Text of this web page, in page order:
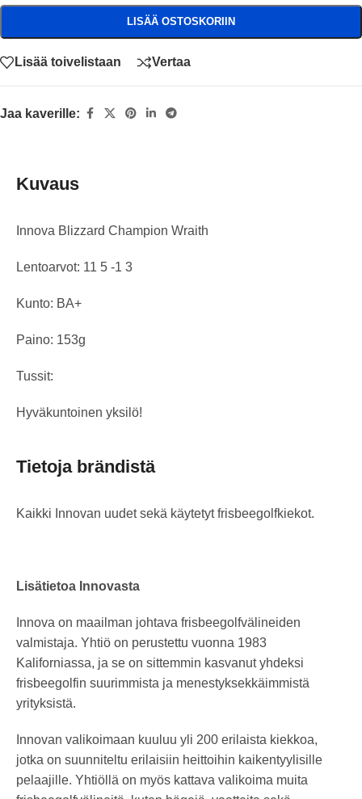
LISÄÄ OSTOSKORIIN
Lisää toivelistaan Vertaa
Jaa kaverille:
Kuvaus
Innova Blizzard Champion Wraith
Lentoarvot: 11 5 -1 3
Kunto: BA+
Paino: 153g
Tussit:
Hyväkuntoinen yksilö!
Tietoja brändistä
Kaikki Innovan uudet sekä käytetyt frisbeegolfkiekot.
Lisätietoa Innovasta
Innova on maailman johtava frisbeegolfvälineiden
valmistaja. Yhtiö on perustettu vuonna 1983
Kaliforniassa, ja se on sittemmin kasvanut yhdeksi
frisbeegolfin suurimmista ja menestyksekkäimmistä
yrityksistä.
Innovan valikoimaan kuuluu yli 200 erilaista kiekkoa,
jotka on suunniteltu erilaisiin heittoihin kaikentyylisille
pelaajille. Yhtiöllä on myös kattava valikoima muita